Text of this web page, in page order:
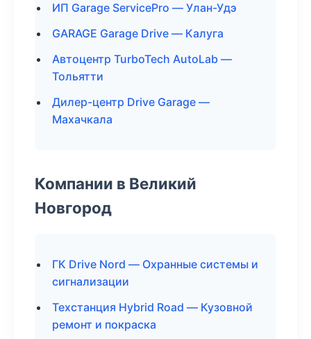
ИП Garage ServicePro — Улан-Удэ
GARAGE Garage Drive — Калуга
Автоцентр TurboTech AutoLab —
Тольятти
Дилер-центр Drive Garage —
Махачкала
Компании в Великий
Новгород
ГК Drive Nord — Охранные системы и
сигнализации
Техстанция Hybrid Road — Кузовной
ремонт и покраска